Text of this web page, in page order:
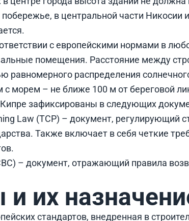
в центральной части Никосии
с европейскими нормами в
помещения. Расстояние между
равномерного распределения
с морем – не ближе 100 м от береговой
зафиксированы в следующих
Law (TCP) – документ, регулирующий
Также включает в себя четкие
– документ, отражающий правила
их
стандартов, внедренная в